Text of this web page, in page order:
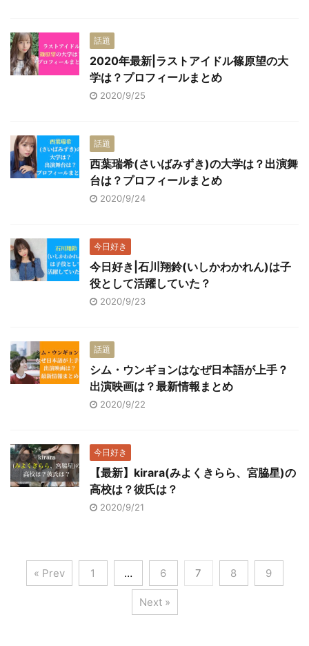
話題
2020年最新|ラストアイドル篠原望の大
学は？プロフィールまとめ
2020/9/25
話題
西葉瑞希(さいばみずき)の大学は？出演舞
台は？プロフィールまとめ
2020/9/24
今日好き
今日好き|石川翔鈴(いしかわかれん)は子
役として活躍していた？
2020/9/23
話題
シム・ウンギョンはなぜ日本語が上手？
出演映画は？最新情報まとめ
2020/9/22
今日好き
【最新】kirara(みよくきらら、宮脇星)の
高校は？彼氏は？
2020/9/21
« Prev 1 … 6 7 8 9
Next »